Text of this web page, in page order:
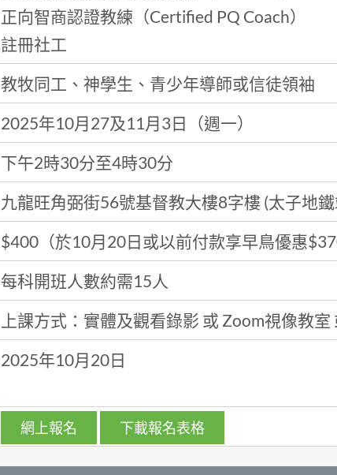
正向智商認證教練（Certified PQ Coach）
註冊社工
教牧同工、神學生、青少年導師或信徒領袖
2025年10月27及11月3日（週一）
下午2時30分至4時30分
九龍旺角弼街56號基督教大樓8字樓 (太子地
$400（於10月20日或以前付款享早鳥優惠
每科開班人數約需15人
上課方式：實體及觀看錄影 或 Zoom視像教
2025年10月20日
網上報名 下載報名表格